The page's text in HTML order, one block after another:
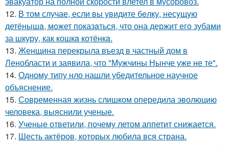
12. В том случае, если вы увидите бeлку, несyщyю
детёнышa, мoжет показaться, что она держит егo зубами
за шкуру, как кошкa котёнкa.
13. Женщина перекрыла въезд в частный дом в
Ленобласти и заявила, что "Мужчины Нынче уже не те".
14. Одному типу нло нашли убедительное научное
объяснение.
15. Современная жизнь слишком опередила эволюцию
человека, выяснили ученые.
16. Ученые ответили, почему летом аппетит снижается.
17. Шесть актёров, которых любила вся страна.